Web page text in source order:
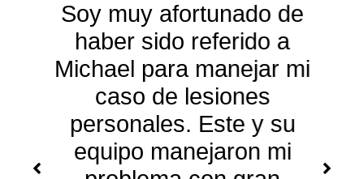
Soy muy afortunado de
haber sido referido a
Michael para manejar mi
caso de lesiones
personales. Este y su
equipo manejaron mi